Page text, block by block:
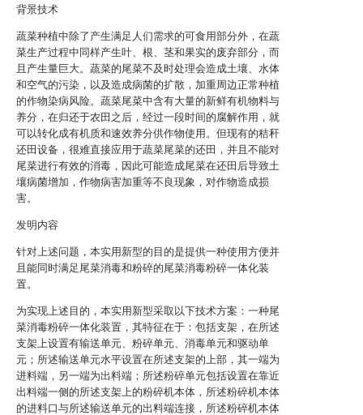
背景技术
蔬菜种植中除了产生满足人们需求的可食用部分外，在蔬
菜生产过程中同样产生叶、根、茎和果实的废弃部分，而
且产生量巨大。蔬菜的尾菜不及时处理会造成土壤、水体
和空气的污染，以及造成病菌的扩散，加重周边正常种植
的作物染病风险。蔬菜尾菜中含有大量的新鲜有机物料与
养分，在归还于农田之后，经过一段时间的腐解作用，就
可以转化成有机质和速效养分供作物使用。但现有的秸秆
还田设备，很难直接应用于蔬菜尾菜的还田，并且不能对
尾菜进行有效的消毒，因此可能造成尾菜在还田后导致土
壤病菌增加，作物病害加重等不良现象，对作物造成损
害。
发明内容
针对上述问题，本实用新型的目的是提供一种使用方便并
且能同时满足尾菜消毒和粉碎的尾菜消毒粉碎一体化装
置。
为实现上述目的，本实用新型采取以下技术方案：一种尾
菜消毒粉碎一体化装置，其特征在于：包括支架，在所述
支架上设置有输送单元、粉碎单元、消毒单元和驱动单
元；所述输送单元水平设置在所述支架的上部，其一端为
进料端，另一端为出料端；所述粉碎单元包括设置在靠近
出料端一侧的所述支架上的粉碎机本体，所述粉碎机本体
的进料口与所述输送单元的出料端连接，所述粉碎机本体